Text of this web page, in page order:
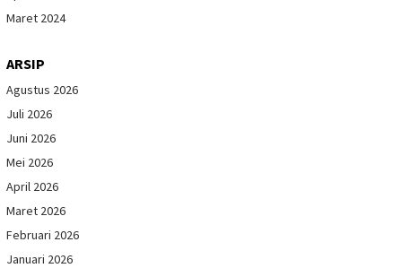
Maret 2024
ARSIP
Agustus 2026
Juli 2026
Juni 2026
Mei 2026
April 2026
Maret 2026
Februari 2026
Januari 2026